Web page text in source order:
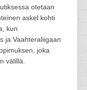
otetaan
askel kohti
kun
ja Vaahteraliigaan
joka
välillä.